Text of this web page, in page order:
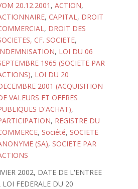
20.12.2001 , ACTION,
, CAPITAL, DROIT
, DROIT DES
CF. SOCIETE,
, LOI DU 06
1965 (SOCIETE PAR
, LOI DU 20
2001 (ACQUISITION
VALEURS ET OFFRES
D'ACHAT),
, REGISTRE DU
, Société, SOCIETE
(SA), SOCIETE PAR
2002, DATE DE L'ENTREE
LOI FEDERALE DU 20